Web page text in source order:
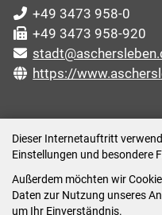
Dieser Internetauftritt
Einstellungen und besondere
Außerdem möchten wir
Daten zur Nutzung unseres
um Ihr Einverständnis.
+49 3473 958-0
+49 3473 958-920
https://
Montag: 09:00-12:00 /
Dienstag: 09:00-12:00
Mittwoch: 09:00 - 12:00